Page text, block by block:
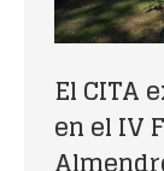
El CITA
en el IV